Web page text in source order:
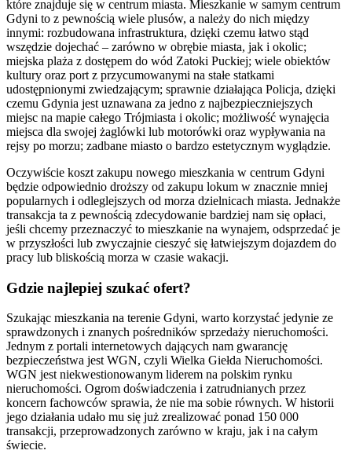
które znajduje się w centrum miasta. Mieszkanie w samym centrum
Gdyni to z pewnością wiele plusów, a należy do nich między
innymi: rozbudowana infrastruktura, dzięki czemu łatwo stąd
wszędzie dojechać – zarówno w obrębie miasta, jak i okolic;
miejska plaża z dostępem do wód Zatoki Puckiej; wiele obiektów
kultury oraz port z przycumowanymi na stałe statkami
udostępnionymi zwiedzającym; sprawnie działająca Policja, dzięki
czemu Gdynia jest uznawana za jedno z najbezpieczniejszych
miejsc na mapie całego Trójmiasta i okolic; możliwość wynajęcia
miejsca dla swojej żaglówki lub motorówki oraz wypływania na
rejsy po morzu; zadbane miasto o bardzo estetycznym wyglądzie.
Oczywiście koszt zakupu nowego mieszkania w centrum Gdyni
będzie odpowiednio droższy od zakupu lokum w znacznie mniej
popularnych i odleglejszych od morza dzielnicach miasta. Jednakże
transakcja ta z pewnością zdecydowanie bardziej nam się opłaci,
jeśli chcemy przeznaczyć to mieszkanie na wynajem, odsprzedać je
w przyszłości lub zwyczajnie cieszyć się łatwiejszym dojazdem do
pracy lub bliskością morza w czasie wakacji.
Gdzie najlepiej szukać ofert?
Szukając mieszkania na terenie Gdyni, warto korzystać jedynie ze
sprawdzonych i znanych pośredników sprzedaży nieruchomości.
Jednym z portali internetowych dających nam gwarancję
bezpieczeństwa jest WGN, czyli Wielka Giełda Nieruchomości.
WGN jest niekwestionowanym liderem na polskim rynku
nieruchomości. Ogrom doświadczenia i zatrudnianych przez
koncern fachowców sprawia, że nie ma sobie równych. W historii
jego działania udało mu się już zrealizować ponad 150 000
transakcji, przeprowadzonych zarówno w kraju, jak i na całym
świecie.